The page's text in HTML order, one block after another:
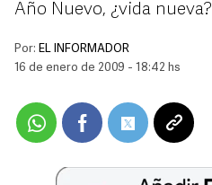
Año Nuevo, ¿vida nueva?
Por: EL INFORMADOR
16 de enero de 2009 - 18:42 hs